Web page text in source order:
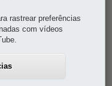
80520-174-Curitiba
rastrear preferências
com vídeos